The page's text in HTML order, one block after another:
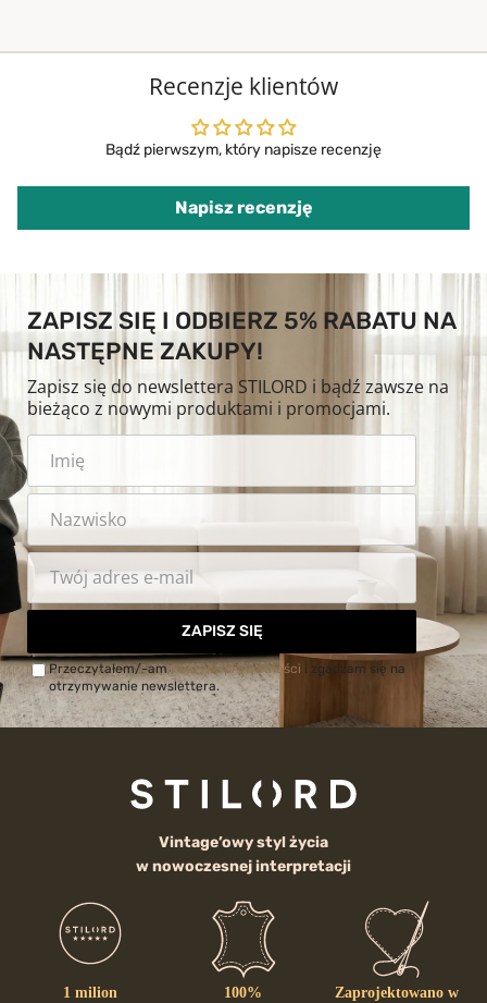
Recenzje klientów
Bądź pierwszym, który napisze recenzję
Napisz recenzję
ZAPISZ SIĘ I ODBIERZ 5% RABATU NA
NASTĘPNE ZAKUPY!
Zapisz się do newslettera STILORD i bądź zawsze na
bieżąco z nowymi produktami i promocjami.
ZAPISZ SIĘ
Przeczytałem/-amPolitykę prywatności i zgadzam się na
otrzymywanie newslettera.
Vintage’owy styl życia
w nowoczesnej interpretacji
1 milion 100% Zaprojektowano w